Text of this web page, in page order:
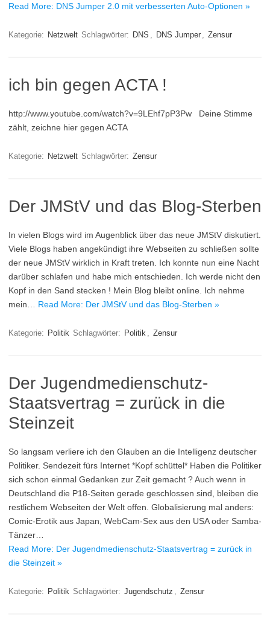
Read More: DNS Jumper 2.0 mit verbesserten Auto-Optionen »
Kategorie: Netzwelt Schlagwörter: DNS , DNS Jumper , Zensur
ich bin gegen ACTA !
http://www.youtube.com/watch?v=9LEhf7pP3Pw Deine Stimme
zählt, zeichne hier gegen ACTA
Kategorie: Netzwelt Schlagwörter: Zensur
Der JMStV und das Blog-Sterben
In vielen Blogs wird im Augenblick über das neue JMStV diskutiert.
Viele Blogs haben angekündigt ihre Webseiten zu schließen sollte
der neue JMStV wirklich in Kraft treten. Ich konnte nun eine Nacht
darüber schlafen und habe mich entschieden. Ich werde nicht den
Kopf in den Sand stecken ! Mein Blog bleibt online. Ich nehme
mein… Read More: Der JMStV und das Blog-Sterben »
Kategorie: Politik Schlagwörter: Politik , Zensur
Der Jugendmedienschutz-
Staatsvertrag = zurück in die
Steinzeit
So langsam verliere ich den Glauben an die Intelligenz deutscher
Politiker. Sendezeit fürs Internet *Kopf schüttel* Haben die Politiker
sich schon einmal Gedanken zur Zeit gemacht ? Auch wenn in
Deutschland die P18-Seiten gerade geschlossen sind, bleiben die
restlichem Webseiten der Welt offen. Globalisierung mal anders:
Comic-Erotik aus Japan, WebCam-Sex aus den USA oder Samba-
Tänzer…
Read More: Der Jugendmedienschutz-Staatsvertrag = zurück in
die Steinzeit »
Kategorie: Politik Schlagwörter: Jugendschutz , Zensur